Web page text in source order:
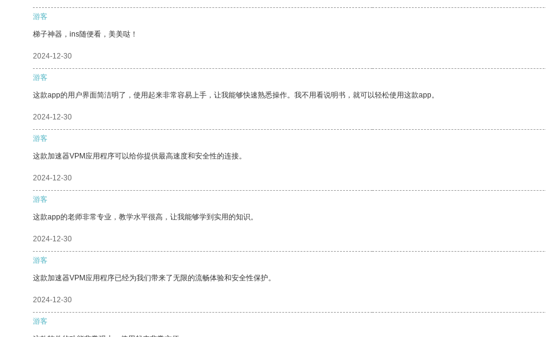
游客
梯子神器，ins随便看，美美哒！
2024-12-30
游客
这款app的用户界面简洁明了，使用起来非常容易上手，让我能够快速熟悉操作。我不用看说明书，就可以轻松使用这款app。
2024-12-30
游客
这款加速器VPM应用程序可以给你提供最高速度和安全性的连接。
2024-12-30
游客
这款app的老师非常专业，教学水平很高，让我能够学到实用的知识。
2024-12-30
游客
这款加速器VPM应用程序已经为我们带来了无限的流畅体验和安全性保护。
2024-12-30
游客